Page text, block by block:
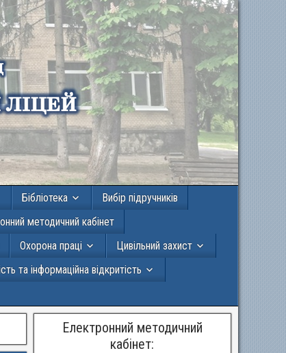
Бібліотека
Вибір підручників
методичний кабінет
Охорона праці
Цивільний захист
та інформаційна відкритість
Електронний методичний
кабінет: